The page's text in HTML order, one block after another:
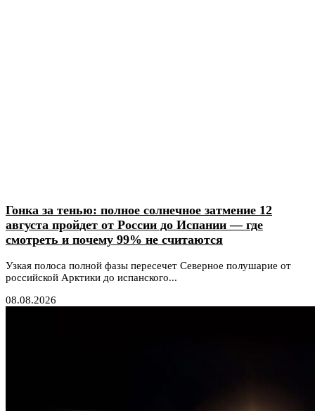
Гонка за тенью: полное солнечное затмение 12
августа пройдет от России до Испании — где
смотреть и почему 99% не считаются
Узкая полоса полной фазы пересечет Северное полушарие от
российской Арктики до испанского...
08.08.2026